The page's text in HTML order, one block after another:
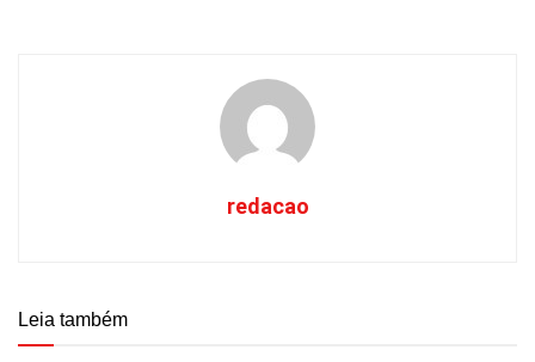
redacao
Leia também